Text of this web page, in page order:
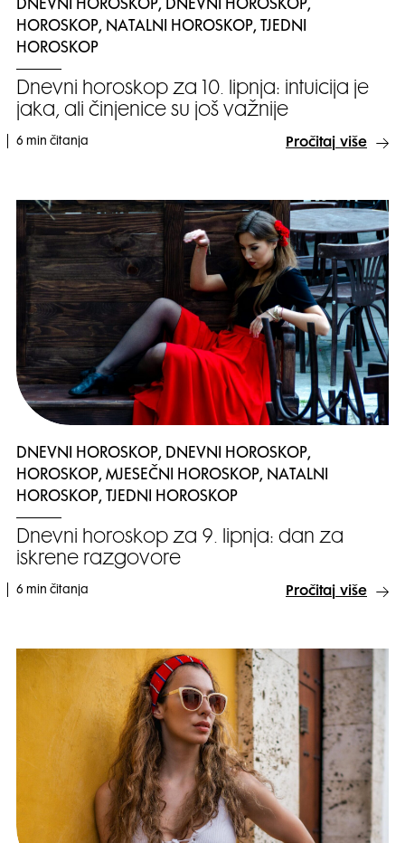
DNEVNI HOROSKOP, DNEVNI HOROSKOP,
HOROSKOP, NATALNI HOROSKOP, TJEDNI
HOROSKOP
Dnevni horoskop za 10. lipnja: intuicija je
jaka, ali činjenice su još važnije
6 min čitanja Pročitaj više
DNEVNI HOROSKOP, DNEVNI HOROSKOP,
HOROSKOP, MJESEČNI HOROSKOP, NATALNI
HOROSKOP, TJEDNI HOROSKOP
Dnevni horoskop za 9. lipnja: dan za
iskrene razgovore
6 min čitanja Pročitaj više